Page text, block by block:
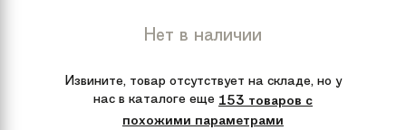
Нет в наличии
Извините, товар отсутствует на складе, но у
нас в каталоге еще 153 товаров с
похожими параметрами